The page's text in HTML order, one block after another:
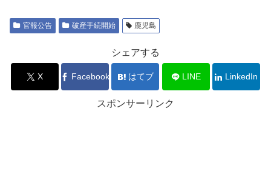
官報公告 破産手続開始 鹿児島
シェアする
X Facebook はてブ LINE LinkedIn
スポンサーリンク